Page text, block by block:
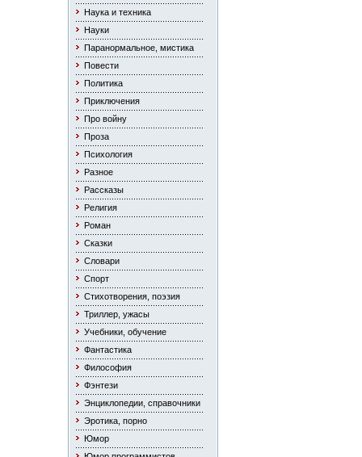
Наука и техника
Науки
Паранормальное, мистика
Повести
Политика
Приключения
Про войну
Проза
Психология
Разное
Рассказы
Религия
Роман
Сказки
Словари
Спорт
Стихотворения, поэзия
Триллер, ужасы
Учебники, обучение
Фантастика
Философия
Фэнтези
Энциклопедии, справочники
Эротика, порно
Юмор